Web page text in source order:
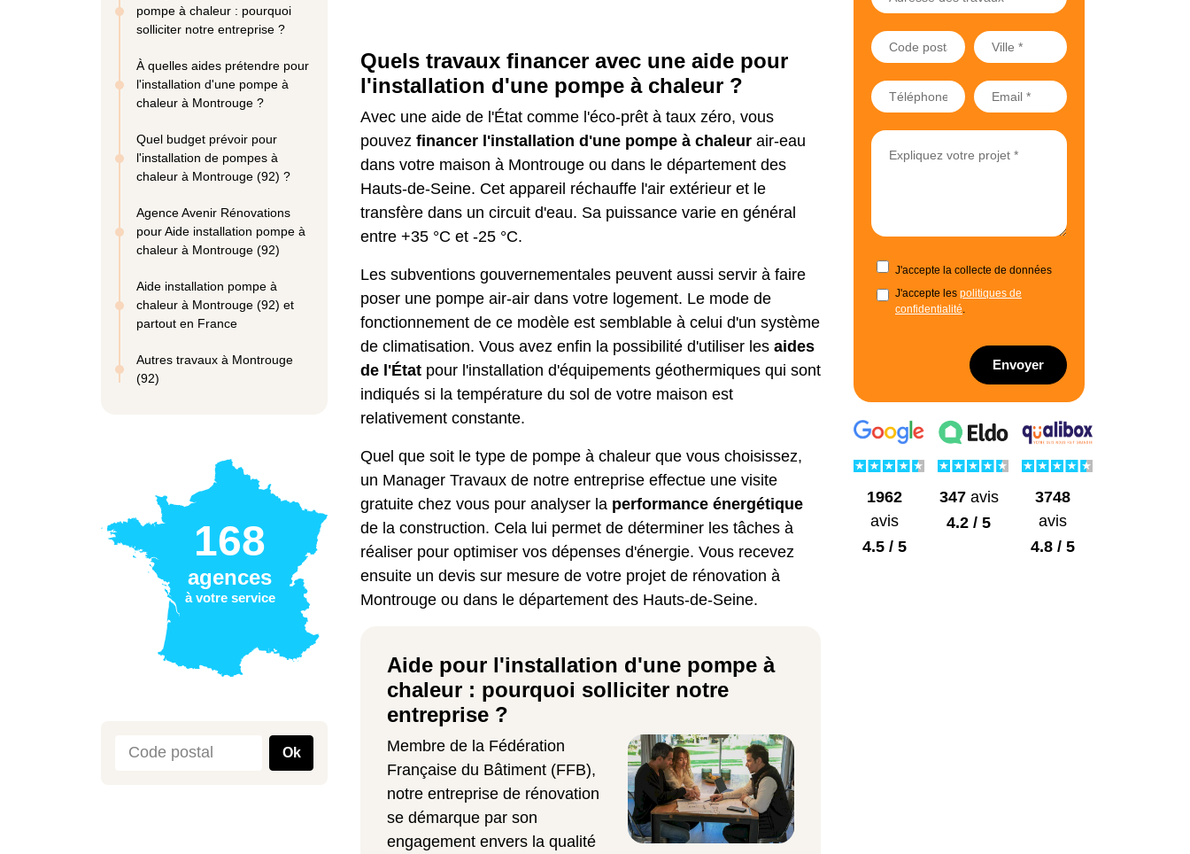
pompe à chaleur : pourquoi
solliciter notre entreprise ?
À quelles aides prétendre pour
l'installation d'une pompe à
chaleur à Montrouge ?
Quel budget prévoir pour
l'installation de pompes à
chaleur à Montrouge (92) ?
Agence Avenir Rénovations
pour Aide installation pompe à
chaleur à Montrouge (92)
Aide installation pompe à
chaleur à Montrouge (92) et
partout en France
Autres travaux à Montrouge
(92)
168
agences
à votre service
Ok
Quels travaux financer avec une aide pour
l'installation d'une pompe à chaleur ?
Avec une aide de l'État comme l'éco-prêt à taux zéro, vous
pouvez financer l'installation d'une pompe à chaleur air-eau
dans votre maison à Montrouge ou dans le département des
Hauts-de-Seine. Cet appareil réchauffe l'air extérieur et le
transfère dans un circuit d'eau. Sa puissance varie en général
entre +35 °C et -25 °C.
Les subventions gouvernementales peuvent aussi servir à faire
poser une pompe air-air dans votre logement. Le mode de
fonctionnement de ce modèle est semblable à celui d'un système
de climatisation. Vous avez enfin la possibilité d'utiliser les aides
de l'État pour l'installation d'équipements géothermiques qui sont
indiqués si la température du sol de votre maison est
relativement constante.
Quel que soit le type de pompe à chaleur que vous choisissez,
un Manager Travaux de notre entreprise effectue une visite
gratuite chez vous pour analyser la performance énergétique
de la construction. Cela lui permet de déterminer les tâches à
réaliser pour optimiser vos dépenses d'énergie. Vous recevez
ensuite un devis sur mesure de votre projet de rénovation à
Montrouge ou dans le département des Hauts-de-Seine.
Aide pour l'installation d'une pompe à
chaleur : pourquoi solliciter notre
entreprise ?
Membre de la Fédération
Française du Bâtiment (FFB),
notre entreprise de rénovation
se démarque par son
engagement envers la qualité
J'accepte la collecte de données
J'accepte les politiques de
confidentialité.
Envoyer
1962
avis
4.5 / 5
347avis
4.2 / 5
3748
avis
4.8 / 5